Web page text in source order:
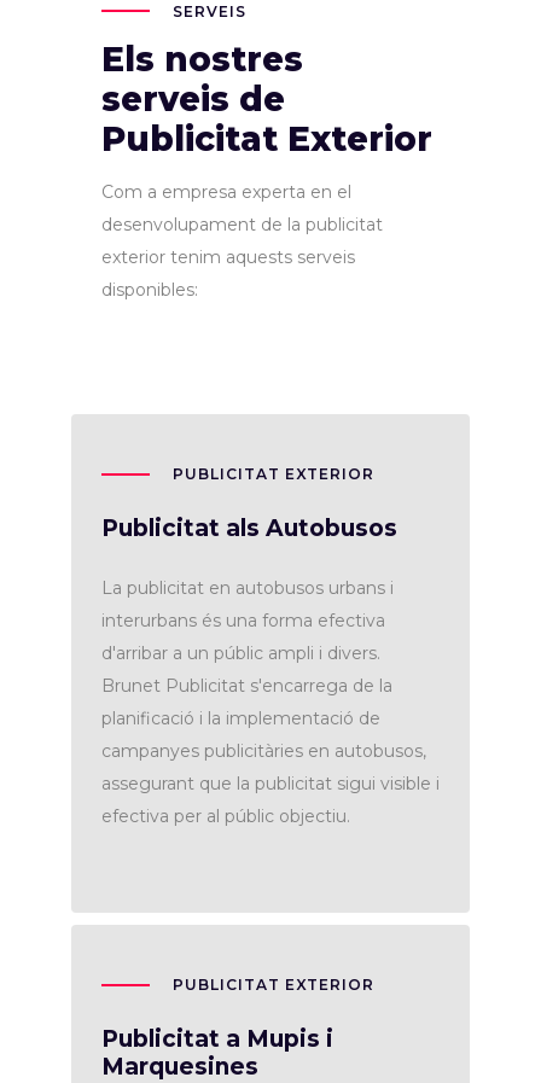
SERVEIS
Els nostres
serveis de
Publicitat Exterior
Com a empresa experta en el
desenvolupament de la publicitat
exterior tenim aquests serveis
disponibles:
PUBLICITAT EXTERIOR
Publicitat als Autobusos
La publicitat en autobusos urbans i
interurbans és una forma efectiva
d'arribar a un públic ampli i divers.
Brunet Publicitat s'encarrega de la
planificació i la implementació de
campanyes publicitàries en autobusos,
assegurant que la publicitat sigui visible i
efectiva per al públic objectiu.
PUBLICITAT EXTERIOR
Publicitat a Mupis i
Marquesines